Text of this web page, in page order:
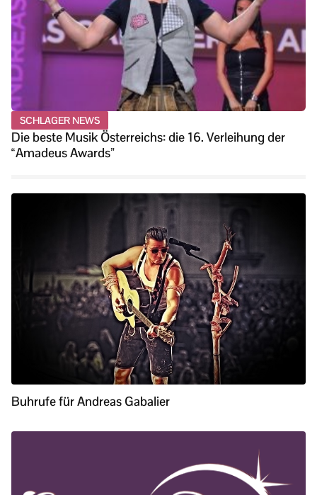
SCHLAGER NEWS
Die beste Musik Österreichs: die 16. Verleihung der
“Amadeus Awards”
Buhrufe für Andreas Gabalier